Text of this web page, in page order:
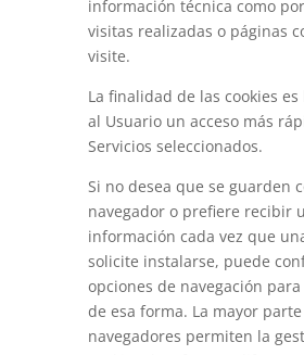
información técnica como
visitas realizadas o páginas
visite.
La finalidad de las cookies
al Usuario un acceso más
Servicios seleccionados.
Si no desea que se guarden
navegador o prefiere recibir
información cada vez que
solicite instalarse, puede
opciones de navegación
de esa forma. La mayor
navegadores permiten la